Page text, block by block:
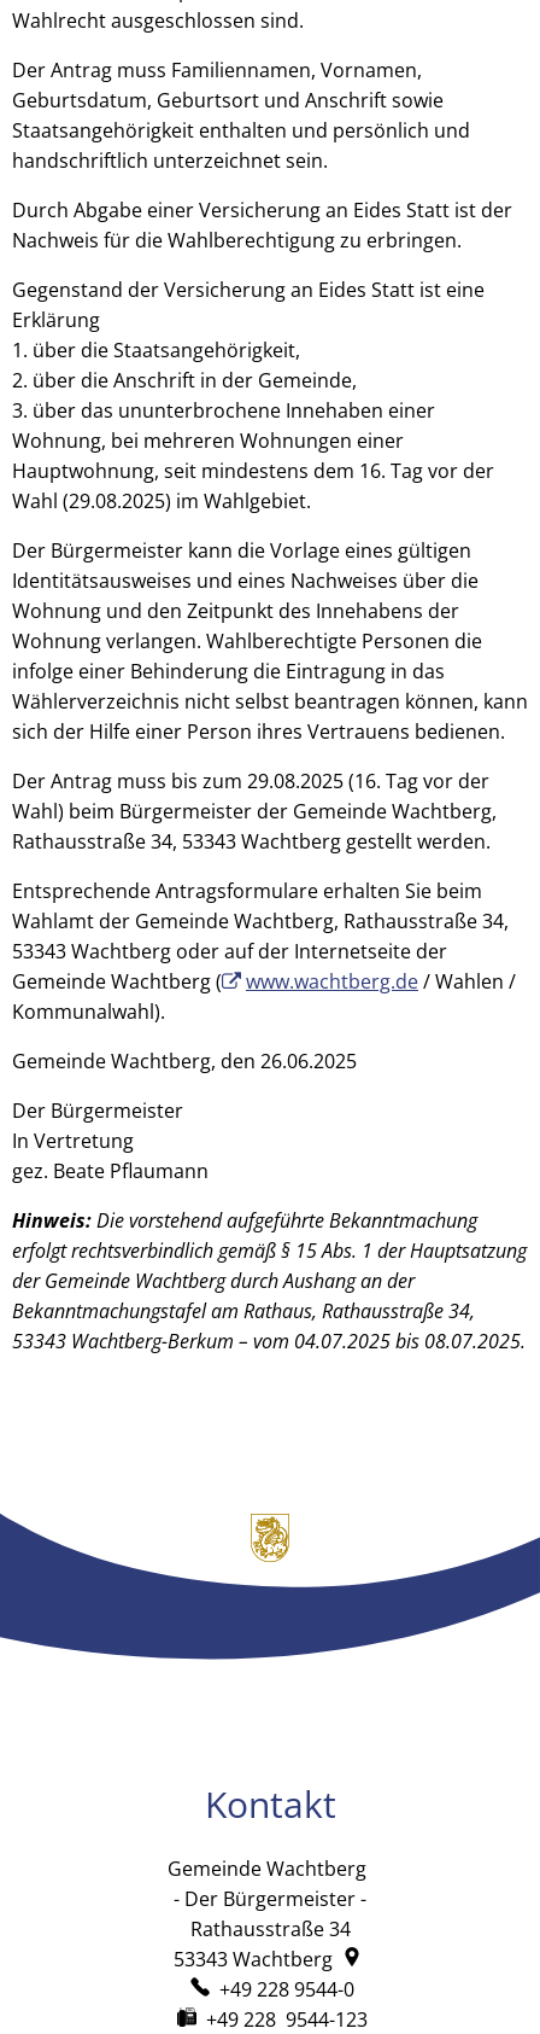
Wahlrecht ausgeschlossen sind.
Der Antrag muss Familiennamen, Vornamen,
Geburtsdatum, Geburtsort und Anschrift sowie
Staatsangehörigkeit enthalten und persönlich und
handschriftlich unterzeichnet sein.
Durch Abgabe einer Versicherung an Eides Statt ist der
Nachweis für die Wahlberechtigung zu erbringen.
Gegenstand der Versicherung an Eides Statt ist eine
Erklärung
1. über die Staatsangehörigkeit,
2. über die Anschrift in der Gemeinde,
3. über das ununterbrochene Innehaben einer
Wohnung, bei mehreren Wohnungen einer
Hauptwohnung, seit mindestens dem 16. Tag vor der
Wahl (29.08.2025) im Wahlgebiet.
Der Bürgermeister kann die Vorlage eines gültigen
Identitätsausweises und eines Nachweises über die
Wohnung und den Zeitpunkt des Innehabens der
Wohnung verlangen. Wahlberechtigte Personen die
infolge einer Behinderung die Eintragung in das
Wählerverzeichnis nicht selbst beantragen können, kann
sich der Hilfe einer Person ihres Vertrauens bedienen.
Der Antrag muss bis zum 29.08.2025 (16. Tag vor der
Wahl) beim Bürgermeister der Gemeinde Wachtberg,
Rathausstraße 34, 53343 Wachtberg gestellt werden.
Entsprechende Antragsformulare erhalten Sie beim
Wahlamt der Gemeinde Wachtberg, Rathausstraße 34,
53343 Wachtberg oder auf der Internetseite der
Gemeinde Wachtberg (
www.wachtberg.de/ Wahlen /
Kommunalwahl).
Gemeinde Wachtberg, den 26.06.2025
Der Bürgermeister
In Vertretung
gez. Beate Pflaumann
Hinweis:Die vorstehend aufgeführte Bekanntmachung
erfolgt rechtsverbindlich gemäß § 15 Abs. 1 der Hauptsatzung
der Gemeinde Wachtberg durch Aushang an der
Bekanntmachungstafel am Rathaus, Rathausstraße 34,
53343 Wachtberg-Berkum – vom 04.07.2025 bis 08.07.2025.
Kontakt
Gemeinde Wachtberg
- Der Bürgermeister -
Rathausstraße 34
53343Wachtberg
+49 228 9544-0
+49 228 9544-123